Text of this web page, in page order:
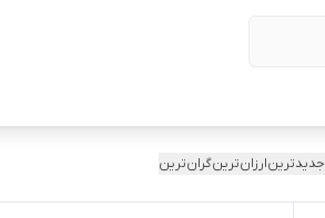
جدیدترینارزان‌ترینگران‌ترین